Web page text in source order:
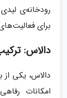
برای
دالاس:
دالاس، یکی از
امکانات